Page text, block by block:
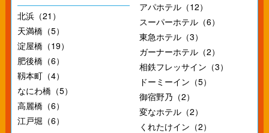
北浜（21）
天満橋（5）
淀屋橋（19）
肥後橋（6）
靱本町（4）
なにわ橋（5）
高麗橋（6）
江戸堀（6）
アパホテル（12）
スーパーホテル（6）
東急ホテル（3）
ガーナーホテル（2）
相鉄フレッサイン（3）
ドーミーイン（5）
御宿野乃（2）
変なホテル（2）
くれたけイン（2）